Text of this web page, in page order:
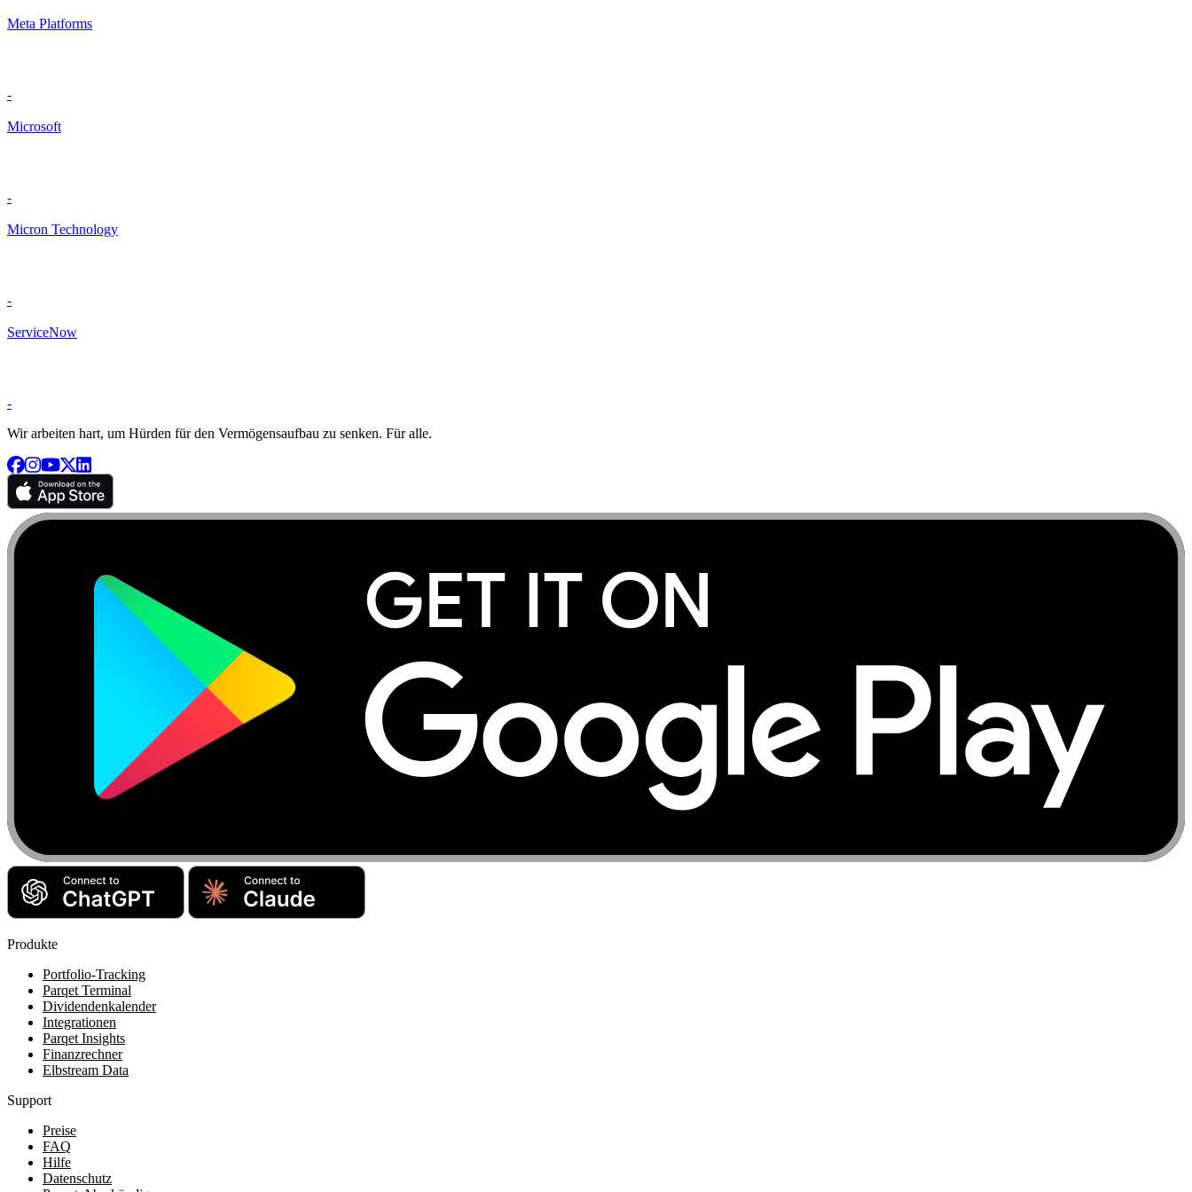
Meta Platforms
-
Microsoft
-
Micron Technology
-
ServiceNow
-
Wir arbeiten hart, um Hürden für den Vermögensaufbau zu senken. Für alle.
Produkte
Portfolio-Tracking
Parqet Terminal
Dividendenkalender
Integrationen
Parqet Insights
Finanzrechner
Elbstream Data
Support
Preise
FAQ
Hilfe
Datenschutz